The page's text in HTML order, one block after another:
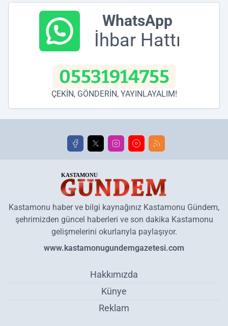
WhatsApp
İhbar Hattı
05531914755
ÇEKİN, GÖNDERİN, YAYINLAYALIM!
Kastamonu haber ve bilgi kaynağınız Kastamonu Gündem,
şehrimizden güncel haberleri ve son dakika Kastamonu
gelişmelerini okurlarıyla paylaşıyor.
www.kastamonugundemgazetesi.com
Hakkımızda
Künye
Reklam